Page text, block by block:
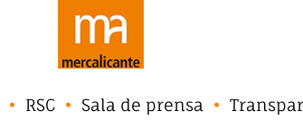
RSC Sala de prensa